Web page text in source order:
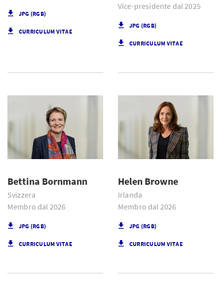
JPG (RGB)
CURRICULUM VITAE
Vice-presidente dal 2025
JPG (RGB)
CURRICULUM VITAE
Bettina Bornmann
Svizzera
Membro dal 2026
JPG (RGB)
CURRICULUM VITAE
Helen Browne
Irlanda
Membro dal 2026
JPG (RGB)
CURRICULUM VITAE